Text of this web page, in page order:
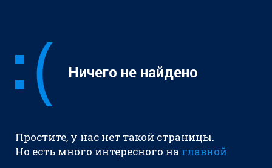
Ничего не найдено
Простите, у нас нет такой страницы.
Но есть много интересного на главной